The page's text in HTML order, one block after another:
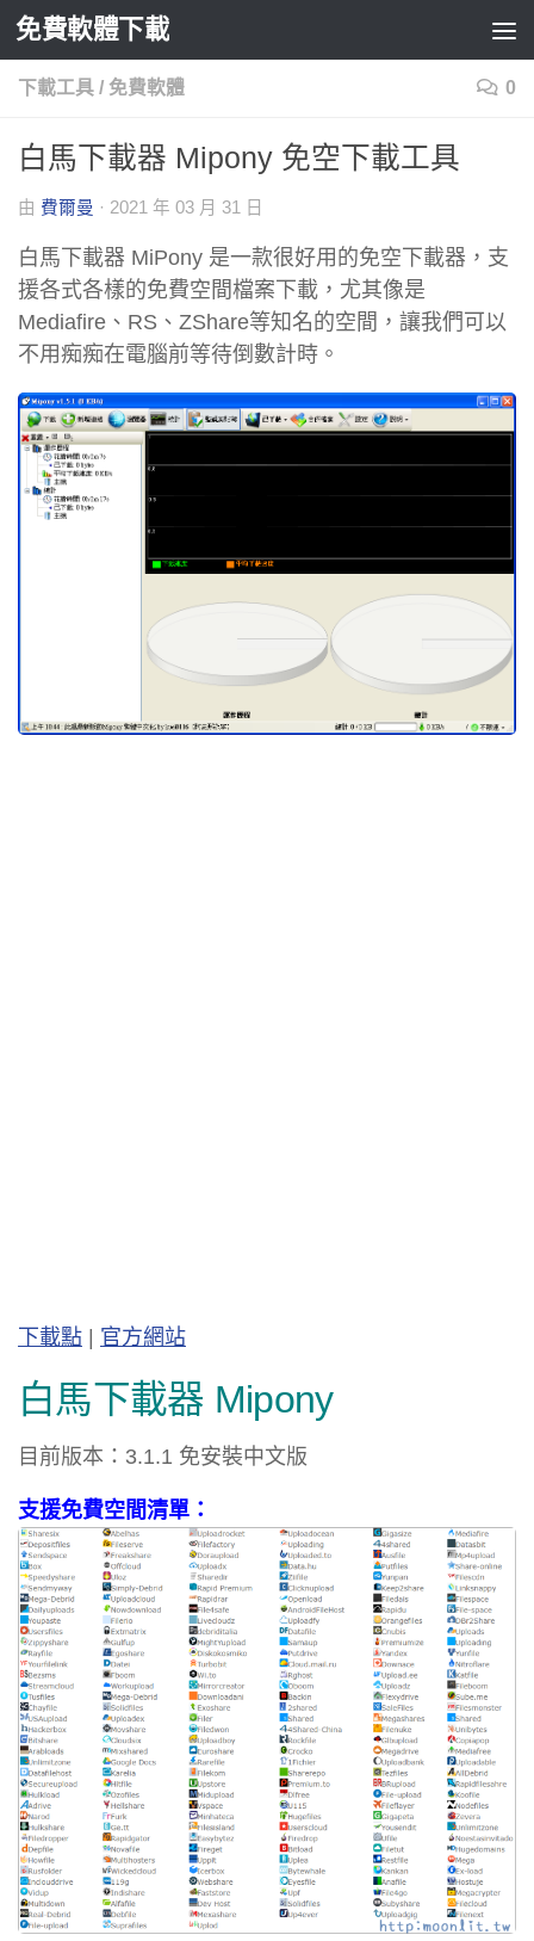
Skip to content
免費軟體下載
下載工具 / 免費軟體 0
白馬下載器 Mipony 免空下載工具
由 費爾曼 · 2021 年 03 月 31 日
白馬下載器 MiPony 是一款很好用的免空下載器，支
援各式各樣的免費空間檔案下載，尤其像是
Mediafire、RS、ZShare等知名的空間，讓我們可以
不用痴痴在電腦前等待倒數計時。
下載點 官方網站
白馬下載器 Mipony
目前版本：3.1.1 免安裝中文版
支援免費空間清單：